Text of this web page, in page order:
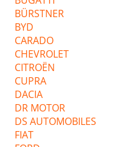
BÜRSTNER
BYD
CARADO
CHEVROLET
CITROËN
CUPRA
DACIA
DR MOTOR
DS AUTOMOBILES
FIAT